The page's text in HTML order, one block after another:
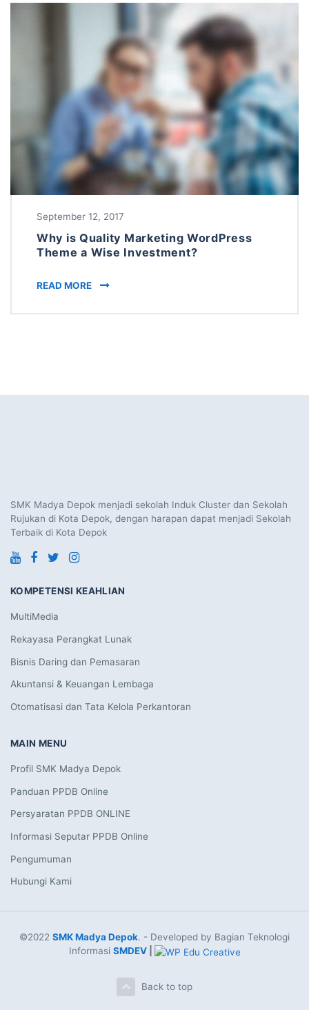
September 12, 2017
Why is Quality Marketing WordPress
Theme a Wise Investment?
READ MORE WHY IS QUALITY MARKETING WORDPRESS
SMK Madya Depok menjadi sekolah Induk Cluster dan Sekolah
Rujukan di Kota Depok, dengan harapan dapat menjadi Sekolah
Terbaik di Kota Depok
KOMPETENSI KEAHLIAN
MultiMedia
Rekayasa Perangkat Lunak
Bisnis Daring dan Pemasaran
Akuntansi & Keuangan Lembaga
Otomatisasi dan Tata Kelola Perkantoran
MAIN MENU
Profil SMK Madya Depok
Panduan PPDB Online
Persyaratan PPDB ONLINE
Informasi Seputar PPDB Online
Pengumuman
Hubungi Kami
©2022 SMK Madya Depok. - Developed by Bagian Teknologi
Informasi SMDEV|
Back to top